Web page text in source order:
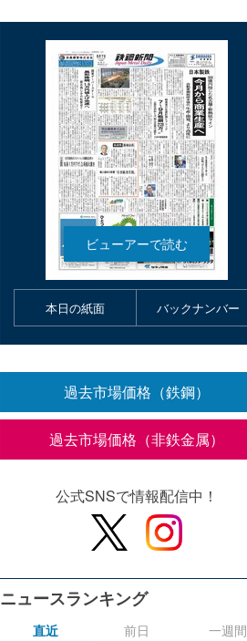
本日の紙面 バックナンバー
過去市場価格（鉄鋼）
過去市場価格（非鉄金属）
公式SNSで情報配信中！
ニュースランキング
直近
前日 一週間